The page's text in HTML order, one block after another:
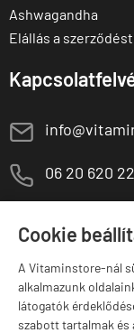
Cookie
A Vitaminstore-nál
alkalmazunk
látogatók
szabott tartalmak és
Ashwagandha
Elállás a
E
M 06 20 620
Szugló u.
Márkák